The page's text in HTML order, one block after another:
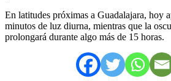
En latitudes próximas a Guadalajara, hoy
minutos de luz diurna, mientras que la
prolongará durante algo más de 15 horas.